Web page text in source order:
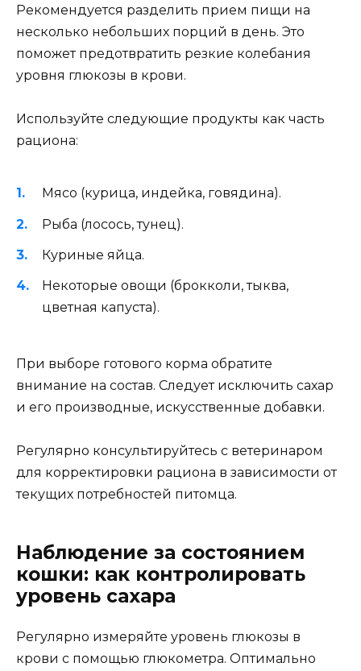
Рекомендуется разделить прием пищи на
несколько небольших порций в день. Это
поможет предотвратить резкие колебания
уровня глюкозы в крови.
Используйте следующие продукты как часть
рациона:
Мясо (курица, индейка, говядина).
Рыба (лосось, тунец).
Куриные яйца.
Некоторые овощи (брокколи, тыква,
цветная капуста).
При выборе готового корма обратите
внимание на состав. Следует исключить сахар
и его производные, искусственные добавки.
Регулярно консультируйтесь с ветеринаром
для корректировки рациона в зависимости от
текущих потребностей питомца.
Наблюдение за состоянием
кошки: как контролировать
уровень сахара
Регулярно измеряйте уровень глюкозы в
крови с помощью глюкометра. Оптимально